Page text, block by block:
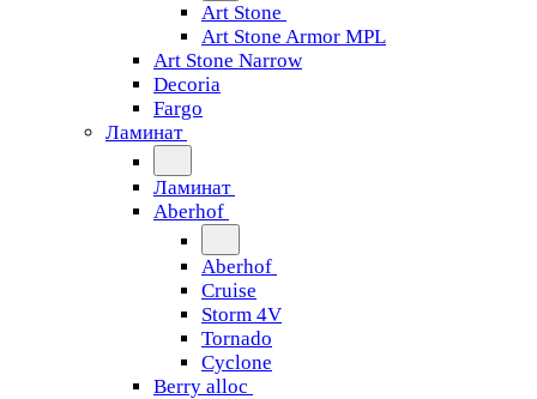
Art Stone
Art Stone Armor MPL
Art Stone Narrow
Decoria
Fargo
Ламинат
Ламинат
Aberhof
Aberhof
Cruise
Storm 4V
Tornado
Сyclone
Berry alloc